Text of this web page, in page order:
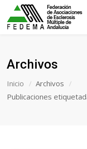
Archivos
Inicio
Archivos
Publicaciones